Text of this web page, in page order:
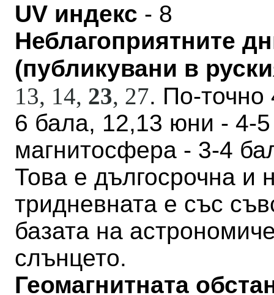
UV индекс - 8
Неблагоприятните
(публикувани в
13, 14, 23, 27. По-
6 бала, 12,13 юни - 4-
магнитосфера - 3-4
Това е дългосрочна и
тридневната е със
базата на
слънцето.
Геомагнитната